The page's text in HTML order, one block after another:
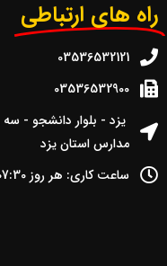
راه های ارتباطی
03536532121
03536532900
یزد - بلوار دانشجو - سه
مدارس استان یزد
ساعت کاری:‌ هر روز 07:30 الی 14:00 - پنجشنبه ها 07:30 الی 13:00